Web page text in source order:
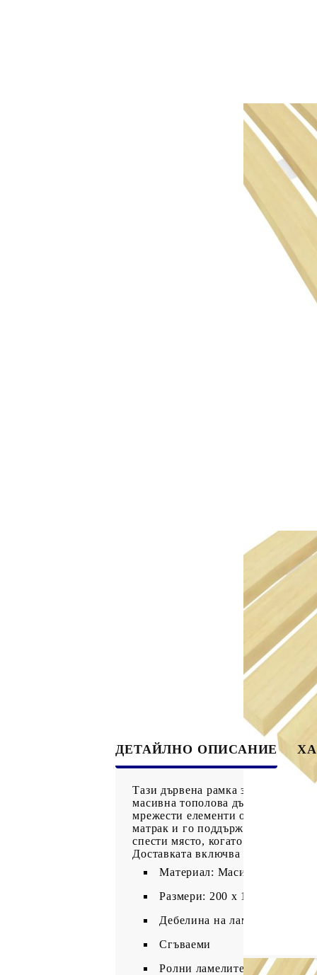
ДЕТАЙЛНО ОПИСАНИЕ
Тази дървена рамка за легло е
масивна тополова дървесина,
мрежести елементи отстрани,
матрак и го поддържат в добра
спести място, когато не се
Доставката включва само рамки
Материал: Масивна
Размери: 200 x 100 см (Д x
Дебелина на ламелите: 12 мм
Сгъваеми
Ролни ламелите с извивка